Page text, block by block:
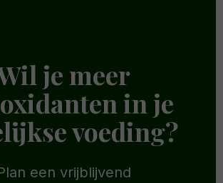
je meer
in je
voeding?
een vrijblijvend